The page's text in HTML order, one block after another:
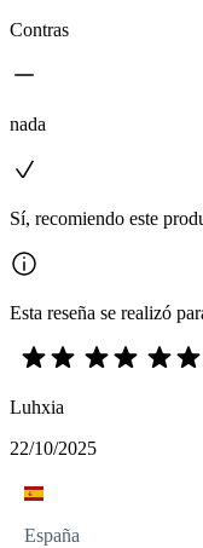
Contras
nada
Sí, recomiendo este
Esta reseña se realizó
Luhxia
22/10/2025
España